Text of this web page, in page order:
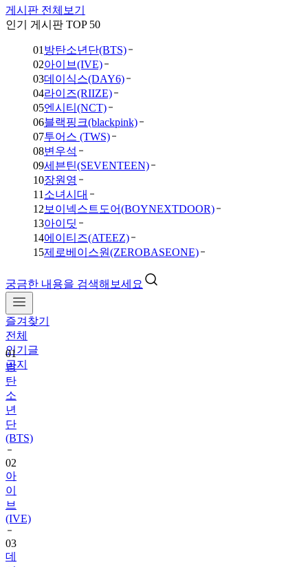
게시판 전체보기
인기 게시판 TOP 50
01 방탄소년단(BTS)
02아이브(IVE)
03데이식스(DAY6)
04라이즈(RIIZE)
05엔시티(NCT)
06블랙핑크(blackpink)
07투어스 (TWS)
08변우석
09세븐틴(SEVENTEEN)
10장원영
11 소녀시대
12 보이넥스트도어(BOYNEXTDOOR)
13아이딧
14에이티즈(ATEEZ)
15제로베이스원(ZEROBASEONE)
궁금한 내용을 검색해보세요
즐겨찾기
전체
인기글
공지
01
방
탄
소
년
단
(BTS)
02
아
이
브
(IVE)
03
데
이
식